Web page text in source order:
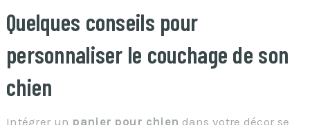
Quelques conseils pour
personnaliser le couchage de son
chien
Intégrer un panier pour chien dans votre décor se